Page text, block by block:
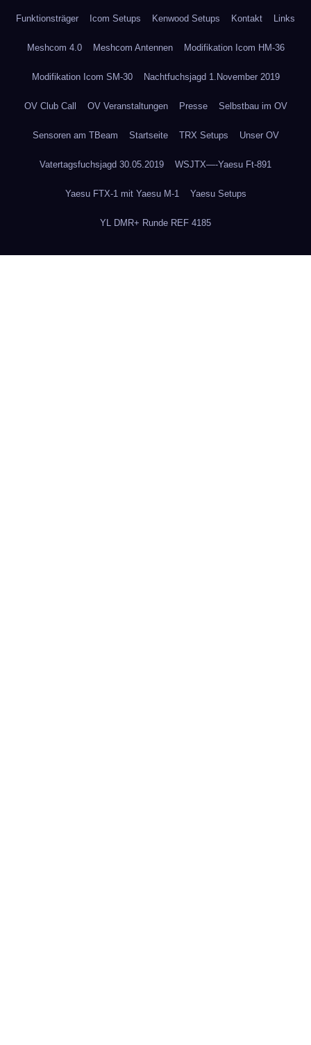
Funktionsträger Icom Setups Kenwood Setups Kontakt Links
Meshcom 4.0 Meshcom Antennen Modifikation Icom HM-36
Modifikation Icom SM-30 Nachtfuchsjagd 1.November 2019
OV Club Call OV Veranstaltungen Presse Selbstbau im OV
Sensoren am TBeam Startseite TRX Setups Unser OV
Vatertagsfuchsjagd 30.05.2019 WSJTX—-Yaesu Ft-891
Yaesu FTX-1 mit Yaesu M-1 Yaesu Setups
YL DMR+ Runde REF 4185